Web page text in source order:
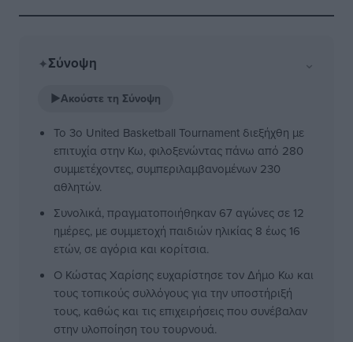
✦Σύνοψη ⌄
▶Ακούστε τη Σύνοψη
Το 3ο United Basketball Tournament διεξήχθη με
επιτυχία στην Κω, φιλοξενώντας πάνω από 280
συμμετέχοντες, συμπεριλαμβανομένων 230
αθλητών.
Συνολικά, πραγματοποιήθηκαν 67 αγώνες σε 12
ημέρες, με συμμετοχή παιδιών ηλικίας 8 έως 16
ετών, σε αγόρια και κορίτσια.
Ο Κώστας Χαρίσης ευχαρίστησε τον Δήμο Κω και
τους τοπικούς συλλόγους για την υποστήριξή
τους, καθώς και τις επιχειρήσεις που συνέβαλαν
στην υλοποίηση του τουρνουά.